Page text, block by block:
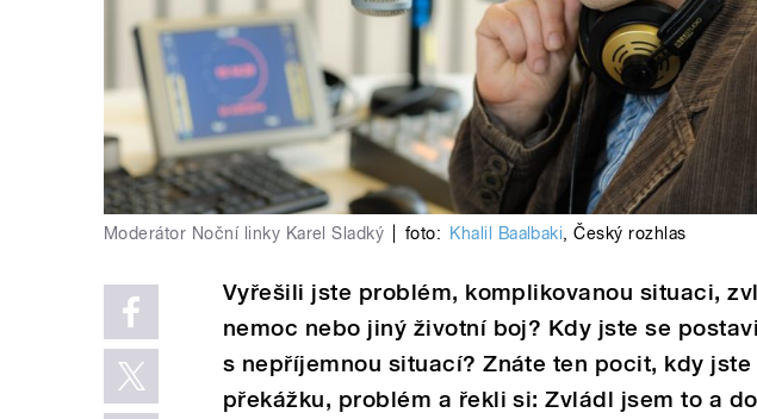
Moderátor Noční linky Karel Sladký foto: Khalil Baalbaki,Český rozhlas
Vyřešili jste problém, komplikovanou situaci,
nemoc nebo jiný životní boj? Kdy jste se
s nepříjemnou situací? Znáte ten pocit, kdy
překážku, problém a řekli si: Zvládl jsem to a